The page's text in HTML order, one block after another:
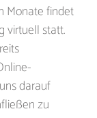
Monate findet
virtuell statt.
darauf
zu